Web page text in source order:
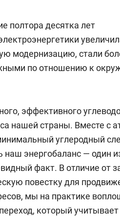
полтора десятка лет
модернизацию, стали
по отношению к
эффективного
нашей страны. Вместе с
углеродный
наш энергобаланс — один
факт. В отличие от
повестку для
мы на практике
который